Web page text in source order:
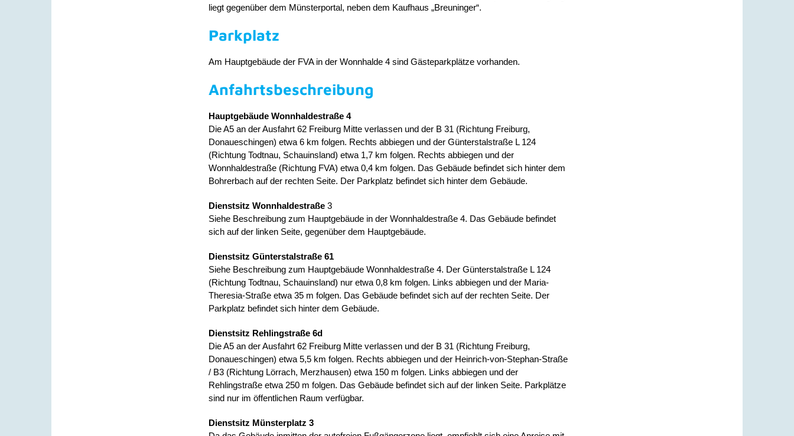
liegt gegenüber dem Münsterportal, neben dem Kaufhaus „Breuninger“.
Parkplatz
Am Hauptgebäude der FVA in der Wonnhalde 4 sind Gästeparkplätze vorhanden.
Anfahrtsbeschreibung
Hauptgebäude Wonnhaldestraße 4
Die A5 an der Ausfahrt 62 Freiburg Mitte verlassen und der B 31 (Richtung Freiburg,
Donaueschingen) etwa 6 km folgen. Rechts abbiegen und der Günterstalstraße L 124
(Richtung Todtnau, Schauinsland) etwa 1,7 km folgen. Rechts abbiegen und der
Wonnhaldestraße (Richtung FVA) etwa 0,4 km folgen. Das Gebäude befindet sich hinter dem
Bohrerbach auf der rechten Seite. Der Parkplatz befindet sich hinter dem Gebäude.
Dienstsitz Wonnhaldestraße 3
Siehe Beschreibung zum Hauptgebäude in der Wonnhaldestraße 4. Das Gebäude befindet
sich auf der linken Seite, gegenüber dem Hauptgebäude.
Dienstsitz Günterstalstraße 61
Siehe Beschreibung zum Hauptgebäude Wonnhaldestraße 4. Der Günterstalstraße L 124
(Richtung Todtnau, Schauinsland) nur etwa 0,8 km folgen. Links abbiegen und der Maria-
Theresia-Straße etwa 35 m folgen. Das Gebäude befindet sich auf der rechten Seite. Der
Parkplatz befindet sich hinter dem Gebäude.
Dienstsitz Rehlingstraße 6d
Die A5 an der Ausfahrt 62 Freiburg Mitte verlassen und der B 31 (Richtung Freiburg,
Donaueschingen) etwa 5,5 km folgen. Rechts abbiegen und der Heinrich-von-Stephan-Straße
/ B3 (Richtung Lörrach, Merzhausen) etwa 150 m folgen. Links abbiegen und der
Rehlingstraße etwa 250 m folgen. Das Gebäude befindet sich auf der linken Seite. Parkplätze
sind nur im öffentlichen Raum verfügbar.
Dienstsitz Münsterplatz 3